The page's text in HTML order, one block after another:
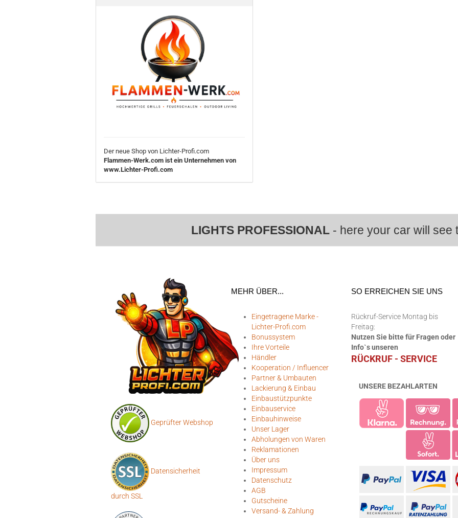
Der neue Shop von Lichter-Profi.com
Flammen-Werk.com ist ein Unternehmen von
www.Lichter-Profi.com
LIGHTS PROFESSIONAL- here your car will see
Geprüfter Webshop
Datensicherheit
durch SSL
MEHR ÜBER...
Eingetragene Marke -
Lichter-Profi.com
Bonussystem
Ihre Vorteile
Händler
Kooperation / Influencer
Partner & Umbauten
Lackierung & Einbau
Einbaustützpunkte
Einbauservice
Einbauhinweise
Unser Lager
Abholungen von Waren
Reklamationen
Über uns
Impressum
Datenschutz
AGB
Gutscheine
Versand- & Zahlung
SO ERREICHEN SIE UNS
Rückruf-Service Montag bis
Freitag:
Nutzen Sie bitte für Fragen oder
Info`s unseren
RÜCKRUF - SERVICE
UNSERE BEZAHLARTEN